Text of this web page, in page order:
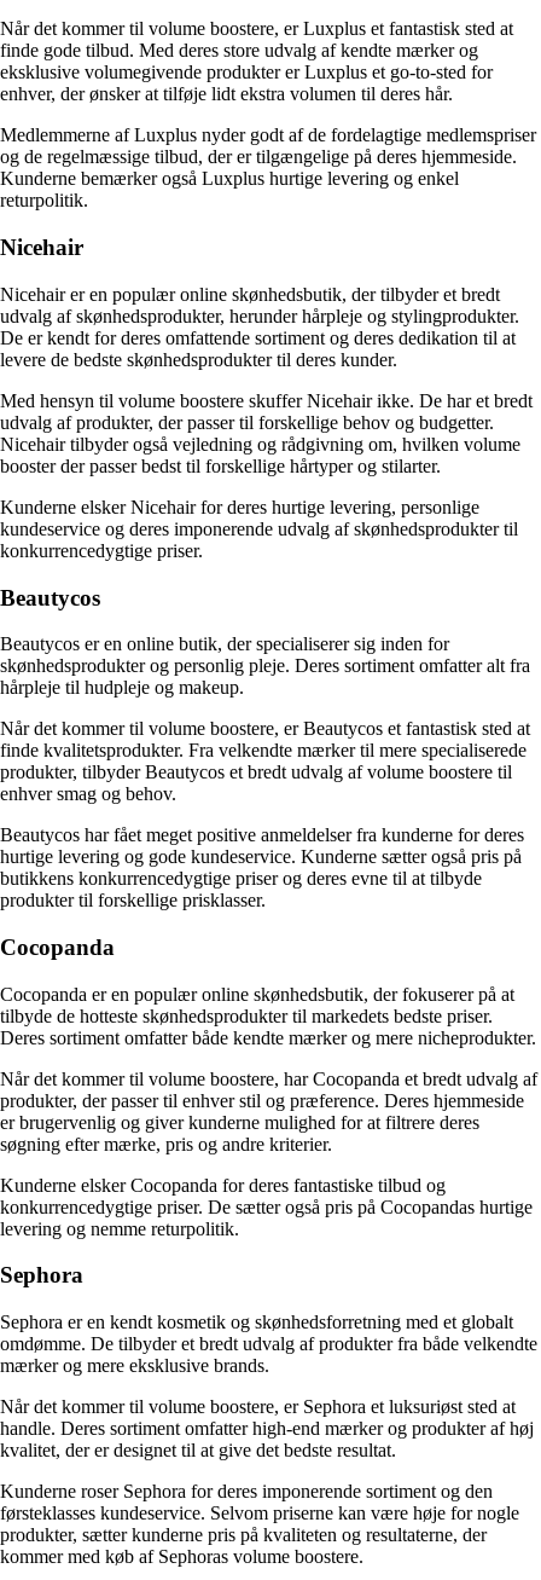
Når det kommer til volume boostere, er Luxplus et fantastisk sted at
finde gode tilbud. Med deres store udvalg af kendte mærker og
eksklusive volumegivende produkter er Luxplus et go-to-sted for
enhver, der ønsker at tilføje lidt ekstra volumen til deres hår.
Medlemmerne af Luxplus nyder godt af de fordelagtige medlemspriser
og de regelmæssige tilbud, der er tilgængelige på deres hjemmeside.
Kunderne bemærker også Luxplus hurtige levering og enkel
returpolitik.
Nicehair
Nicehair er en populær online skønhedsbutik, der tilbyder et bredt
udvalg af skønhedsprodukter, herunder hårpleje og stylingprodukter.
De er kendt for deres omfattende sortiment og deres dedikation til at
levere de bedste skønhedsprodukter til deres kunder.
Med hensyn til volume boostere skuffer Nicehair ikke. De har et bredt
udvalg af produkter, der passer til forskellige behov og budgetter.
Nicehair tilbyder også vejledning og rådgivning om, hvilken volume
booster der passer bedst til forskellige hårtyper og stilarter.
Kunderne elsker Nicehair for deres hurtige levering, personlige
kundeservice og deres imponerende udvalg af skønhedsprodukter til
konkurrencedygtige priser.
Beautycos
Beautycos er en online butik, der specialiserer sig inden for
skønhedsprodukter og personlig pleje. Deres sortiment omfatter alt fra
hårpleje til hudpleje og makeup.
Når det kommer til volume boostere, er Beautycos et fantastisk sted at
finde kvalitetsprodukter. Fra velkendte mærker til mere specialiserede
produkter, tilbyder Beautycos et bredt udvalg af volume boostere til
enhver smag og behov.
Beautycos har fået meget positive anmeldelser fra kunderne for deres
hurtige levering og gode kundeservice. Kunderne sætter også pris på
butikkens konkurrencedygtige priser og deres evne til at tilbyde
produkter til forskellige prisklasser.
Cocopanda
Cocopanda er en populær online skønhedsbutik, der fokuserer på at
tilbyde de hotteste skønhedsprodukter til markedets bedste priser.
Deres sortiment omfatter både kendte mærker og mere nicheprodukter.
Når det kommer til volume boostere, har Cocopanda et bredt udvalg af
produkter, der passer til enhver stil og præference. Deres hjemmeside
er brugervenlig og giver kunderne mulighed for at filtrere deres
søgning efter mærke, pris og andre kriterier.
Kunderne elsker Cocopanda for deres fantastiske tilbud og
konkurrencedygtige priser. De sætter også pris på Cocopandas hurtige
levering og nemme returpolitik.
Sephora
Sephora er en kendt kosmetik og skønhedsforretning med et globalt
omdømme. De tilbyder et bredt udvalg af produkter fra både velkendte
mærker og mere eksklusive brands.
Når det kommer til volume boostere, er Sephora et luksuriøst sted at
handle. Deres sortiment omfatter high-end mærker og produkter af høj
kvalitet, der er designet til at give det bedste resultat.
Kunderne roser Sephora for deres imponerende sortiment og den
førsteklasses kundeservice. Selvom priserne kan være høje for nogle
produkter, sætter kunderne pris på kvaliteten og resultaterne, der
kommer med køb af Sephoras volume boostere.